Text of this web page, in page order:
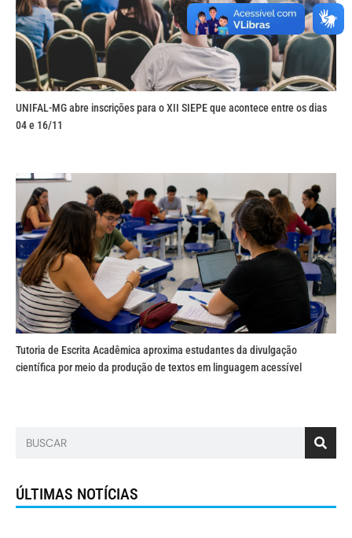
UNIFAL-MG abre inscrições para o XII SIEPE que acontece entre os dias
04 e 16/11
Tutoria de Escrita Acadêmica aproxima estudantes da divulgação
científica por meio da produção de textos em linguagem acessível
ÚLTIMAS NOTÍCIAS